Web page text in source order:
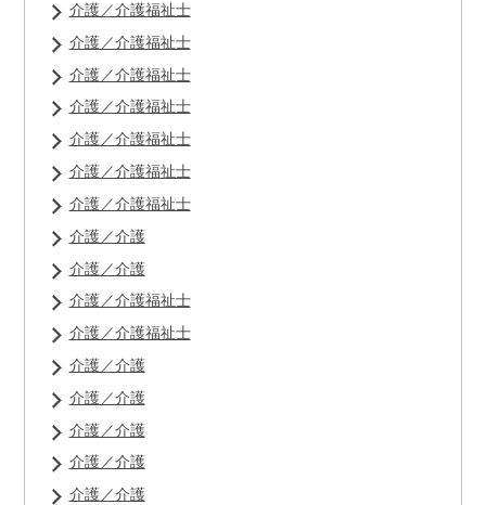
介護／介護福祉士
介護／介護福祉士
介護／介護福祉士
介護／介護福祉士
介護／介護福祉士
介護／介護福祉士
介護／介護福祉士
介護／介護
介護／介護
介護／介護福祉士
介護／介護福祉士
介護／介護
介護／介護
介護／介護
介護／介護
介護／介護